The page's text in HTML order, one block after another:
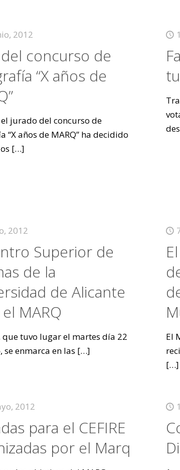
2012
concurso de
“X años de
jurado del concurso de
“X años de MARQ” ha decidido
[…]
2012
Superior de
de la
de Alicante
MARQ
que tuvo lugar el martes día 22
se enmarca en las […]
El
[…]
2012
para el CEFIRE
por el Marq